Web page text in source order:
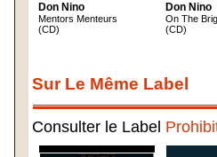
Don Nino
Mentors Menteurs
(CD)
Don Nino
On The
(CD)
Sur Le Même Label
Consulter le Label